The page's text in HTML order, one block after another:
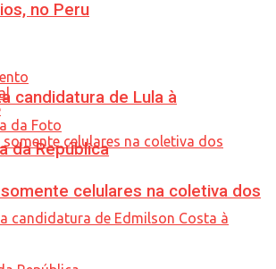
candidatura de Lula à
da República
no Peru
da Foto
celulares na coletiva dos